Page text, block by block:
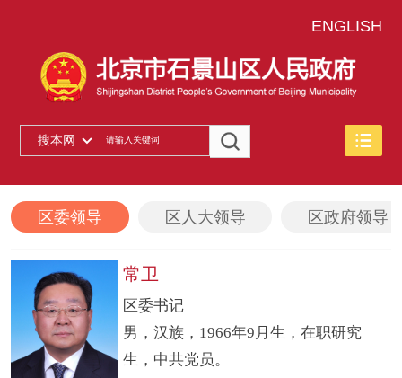
ENGLISH
搜本网
区委领导 区人大领导 区政府领导
常卫
区委书记
男，汉族，1966年9月生，在职研究
生，中共党员。